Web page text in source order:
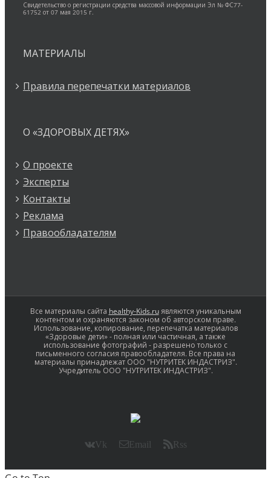
Свидетельство о регистрации средства массовой информации Эл № ФС77-
61752 от 07 мая 2015 г.
МАТЕРИАЛЫ
Правила перепечатки материалов
О «ЗДОРОВЫХ ДЕТЯХ»
О проекте
Эксперты
Контакты
Реклама
Правообладателям
Все материалы сайта healthy-Kids.ruявляются уникальным
контентом и охраняются законом об авторском праве.
Использование, копирование, перепечатка материалов
«Здоровые дети» - полная или частичная, а также
использование фотографий - разрешено только с
письменного согласия правообладателя. Все права на
материалы принадлежат ООО "НУТРИТЕК ИНДАСТРИЗ".
Учредитель ООО "НУТРИТЕК ИНДАСТРИЗ".
Vk Email Rss